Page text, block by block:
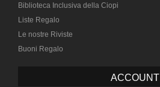
Biblioteca Inclusiva della Ciopi
Liste Regalo
Le nostre Riviste
Buoni Regalo
ACCOUNT